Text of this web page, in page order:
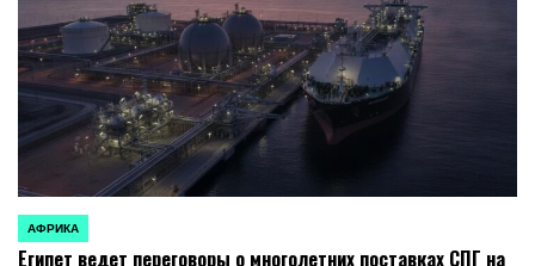
ОПУБЛИКОВАНО
В
АФРИКА
Египет ведет переговоры о многолетних поставках СПГ на